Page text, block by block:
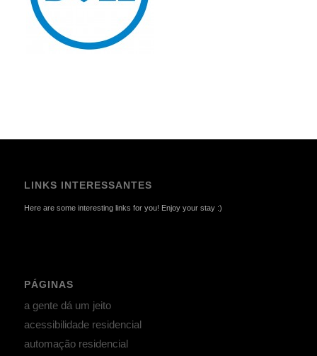
LINKS INTERESSANTES
Here are some interesting links for you! Enjoy your stay :)
PÁGINAS
a gente dá um jeito
acessibilidade residencial
automação residencial